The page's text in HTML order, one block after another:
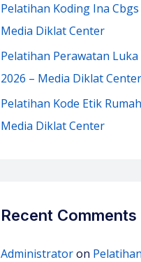
Pelatihan Koding Ina Cbgs
Media Diklat Center
Pelatihan Perawatan
2026 – Media Diklat Center
Pelatihan Kode Etik
Media Diklat Center
Recent Comments
Administratoron Pelatihan